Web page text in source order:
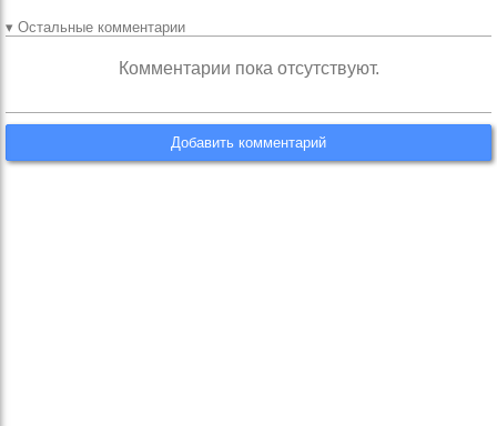
▾ Остальные комментарии
Комментарии пока отсутствуют.
Добавить комментарий